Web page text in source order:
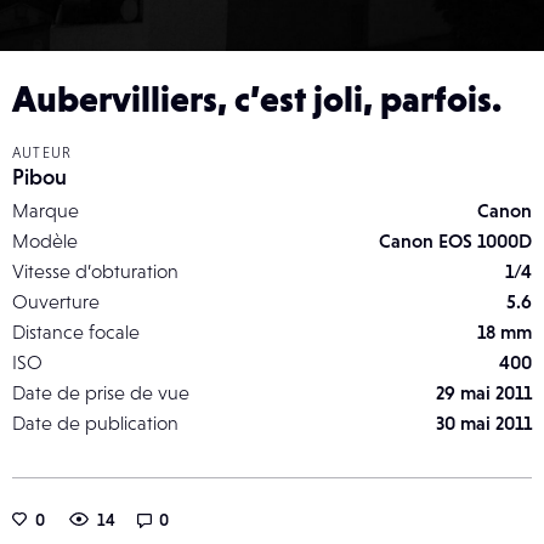
Aubervilliers, c’est joli, parfois.
AUTEUR
Pibou
Marque
Canon
Modèle
Canon EOS 1000D
Vitesse d’obturation
1/4
Ouverture
5.6
Distance focale
18 mm
ISO
400
Date de prise de vue
29 mai 2011
Date de publication
30 mai 2011
0 14 0